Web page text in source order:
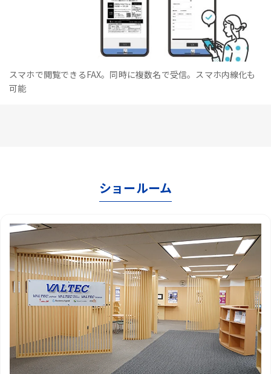
スマホで閲覧できるFAX。同時に複数名で受信。スマホ内線化も
可能
ショールーム